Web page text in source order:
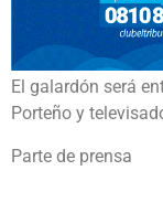
El galardón será
Porteño y
Parte de prensa